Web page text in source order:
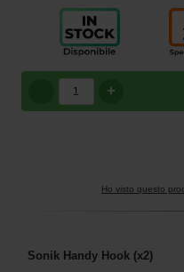
+
Ho visto questo
Sonik Handy Hook (x2)